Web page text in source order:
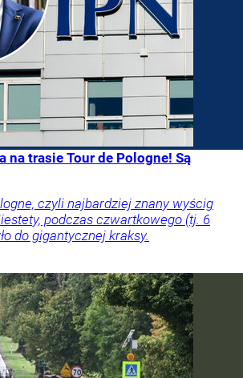
na trasie Tour de Pologne! Są
czyli najbardziej znany wyścig
podczas czwartkowego (tj. 6
do gigantycznej kraksy.